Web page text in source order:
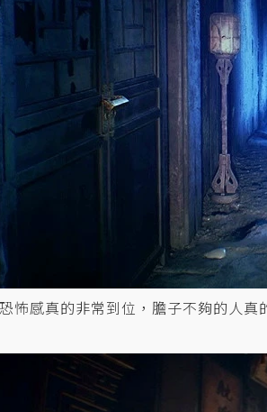
怖感真的非常到位，膽子不夠的人真